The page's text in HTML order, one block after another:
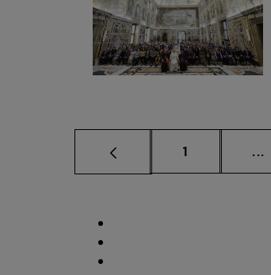
Página
1 ...